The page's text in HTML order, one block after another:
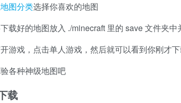
地图分类选择你喜欢的地图
载好的地图放入 ./minecraft 里的 save 文件夹中
游戏，点击单人游戏，然后就可以看到你刚才
各种神级地图吧
载